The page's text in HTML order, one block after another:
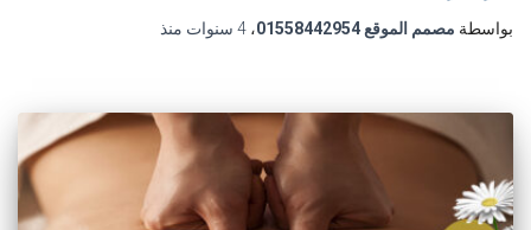
بواسطة مصمم الموقع 01558442954 ، 4 سنوات منذ